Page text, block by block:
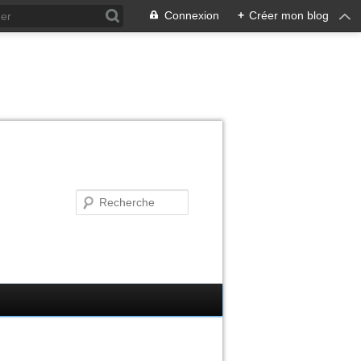
Connexion + Créer mon blog